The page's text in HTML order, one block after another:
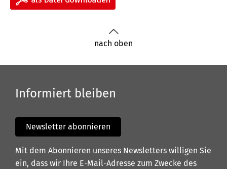
nach oben
Informiert bleiben
Newsletter abonnieren
Mit dem Abonnieren unseres Newsletters willigen Sie
ein, dass wir Ihre E-Mail-Adresse zum Zwecke des